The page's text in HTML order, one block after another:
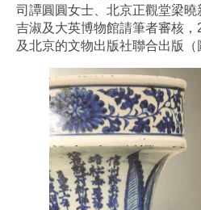
司譚圓圓女士、北京正觀堂梁
吉淑及大英博物館請筆者審核，
及北京的文物出版社聯合出版（